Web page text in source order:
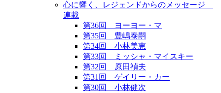
心に響く、レジェンドからのメッセージ
連載
第36回 ヨーヨー・マ
第35回 豊嶋泰嗣
第34回 小林美恵
第33回 ミッシャ・マイスキー
第32回 原田禎夫
第31回 ゲイリー・カー
第30回 小林健次